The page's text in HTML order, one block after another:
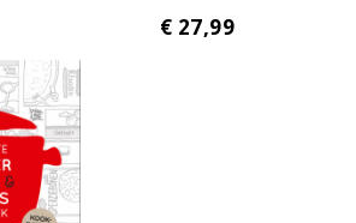
€ 27,99